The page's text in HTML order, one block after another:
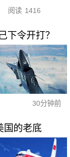
阅读 1416
下令开打？
30分钟前
国的老底